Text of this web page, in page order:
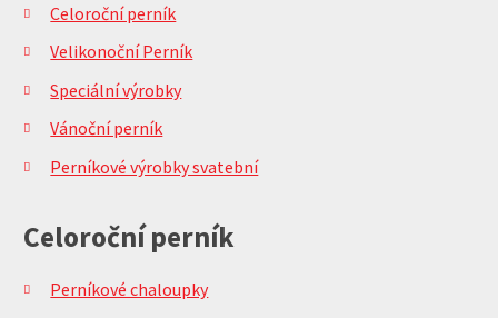
Celoroční perník
Velikonoční Perník
Speciální výrobky
Vánoční perník
Perníkové výrobky svatební
Celoroční perník
Perníkové chaloupky